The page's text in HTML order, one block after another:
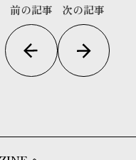
前の記事 次の記事